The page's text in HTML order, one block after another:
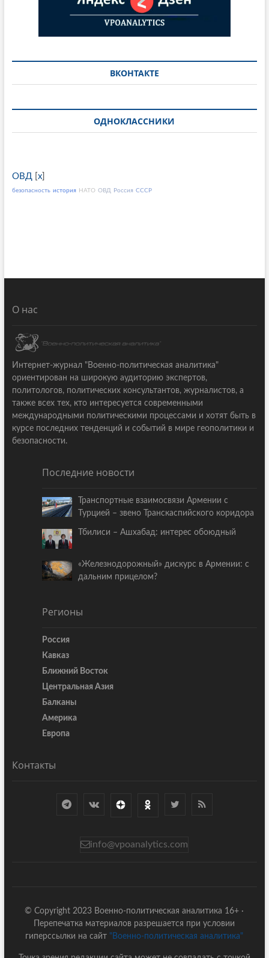
ВКОНТАКТЕ
ОДНОКЛАССНИКИ
ОВД x]
безопасность история НАТО ОВД Россия СССР
О нас
Интернет-журнал "Военно-политическая аналитика"
ориентирован на широкую аудиторию экспертов,
политологов, политических консультантов, журналистов, а
также всех тех, кто интересуется современными
международными политическими процессами и хотят быть в
курсе последних тенденций и событий в мире геополитики и
безопасности.
Последние новости
Транспортные взаимосвязи Армении с
Турцией – звено Транскаспийского коридора
Тбилиси – Ашхабад: интерес обоюдный
«Железнодорожный» дискурс в Армении: с
дальним прицелом?
Регионы
Россия
Кавказ
Ближний Восток
Центральная Азия
Балканы
Америка
Европа
Контакты
info@vpoanalytics.com
© Copyright 2023 Военно-политическая аналитика 16+ ·
Перепечатка материалов разрешается при условии
гиперссылки на сайт "Военно-политическая аналитика"